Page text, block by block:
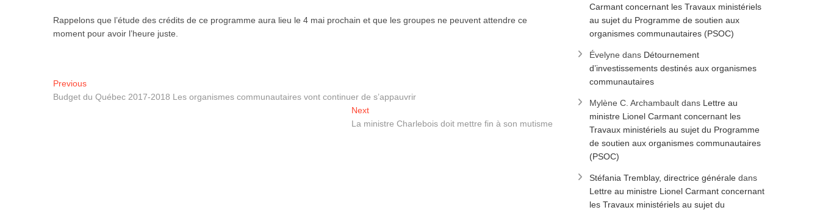
Rappelons que l’étude des crédits de ce programme aura lieu le 4 mai prochain et que les groupes ne peuvent attendre ce
moment pour avoir l’heure juste.
Navigation
de
PreviousPrevious
post:
Budget du Québec 2017-2018 Les organismes communautaires vont continuer de s’appauvrir
NextNext
post:
La ministre Charlebois doit mettre fin à son mutisme
Carmant concernant les Travaux ministériels
au sujet du Programme de soutien aux
organismes communautaires (PSOC)
Évelyne dans Détournement
d’investissements destinés aux organismes
communautaires
Mylène C. Archambault dans Lettre au
ministre Lionel Carmant concernant les
Travaux ministériels au sujet du Programme
de soutien aux organismes communautaires
(PSOC)
Stéfania Tremblay, directrice générale dans
Lettre au ministre Lionel Carmant concernant
les Travaux ministériels au sujet du